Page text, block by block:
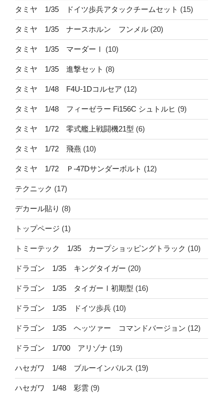
タミヤ 1/35 ドイツ歩兵アタックチームセット (15)
タミヤ 1/35 ナースホルン フンメル (20)
タミヤ 1/35 マーダーⅠ (10)
タミヤ 1/35 進撃セット (8)
タミヤ 1/48 F4U-1Dコルセア (12)
タミヤ 1/48 フィーゼラー Fi156C シュトルヒ (9)
タミヤ 1/72 零式艦上戦闘機21型 (6)
タミヤ 1/72 飛燕 (10)
タミヤ 1/72 Ｐ-47Dサンダーボルト (12)
テクニック (17)
デカール貼り (8)
トップページ (1)
トミーテック 1/35 カープショッピングトラック (10)
ドラゴン 1/35 キングタイガー (20)
ドラゴン 1/35 タイガーⅠ初期型 (16)
ドラゴン 1/35 ドイツ歩兵 (10)
ドラゴン 1/35 ヘッツァー コマンドバージョン (12)
ドラゴン 1/700 アリゾナ (19)
ハセガワ 1/48 ブルーインパルス (19)
ハセガワ 1/48 彩雲 (9)